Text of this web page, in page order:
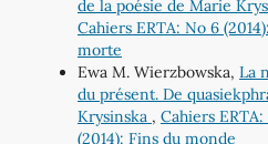
de la poésie de Marie
Cahiers ERTA: No 6
morte
Ewa M. Wierzbowska, La
du présent. De
Krysinska , Cahiers ERTA:
(2014): Fins du monde